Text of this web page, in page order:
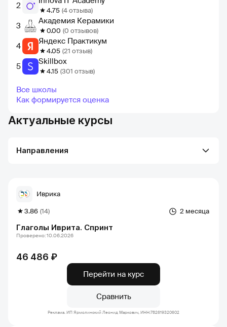
2 4.75 (4 отзыва)
3 Академия Керамики
0.00 (0 отзывов)
4 Яндекс Практикум
4.05 (21 отзыв)
5 Skillbox
4.15 (301 отзыв)
Все школы
Как формируется оценка
Актуальные курсы
Направления
Глаголы Иврита. Спринт
2 месяца
3.86 (14)
Иврика
46 486 ₽
Проверено: 10.06.2026
Перейти на курс
Сравнить
Реклама. ИП Ярмолинский Леонид Маркович, ИНН:782619320602